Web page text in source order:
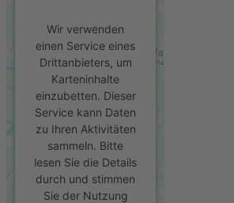
Wir verwenden
einen Service eines
Drittanbieters, um
Karteninhalte
einzubetten. Dieser
Service kann Daten
zu Ihren Aktivitäten
sammeln. Bitte
lesen Sie die Details
durch und stimmen
Sie der Nutzung